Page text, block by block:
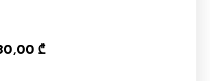
price
₾Current